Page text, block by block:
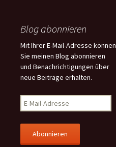
Blog abonnieren
Mit Ihrer E-Mail-Adresse können
Sie meinen Blog abonnieren
und Benachrichtigungen über
neue Beiträge erhalten.
-
i